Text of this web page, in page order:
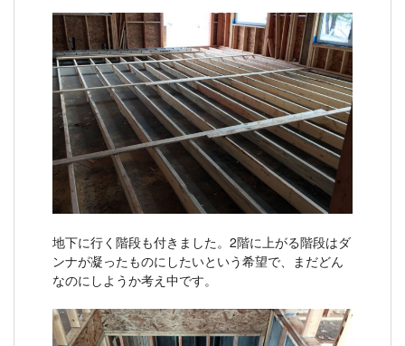
地下に行く階段も付きました。2階に上がる階段はダ
ンナが凝ったものにしたいという希望で、まだどん
なのにしようか考え中です。